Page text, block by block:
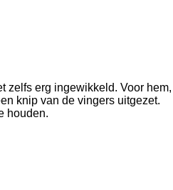
zelfs erg ingewikkeld. Voor hem,
knip van de vingers uitgezet.
houden.